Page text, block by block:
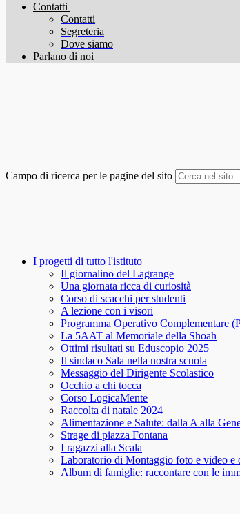
Contatti
Contatti
Segreteria
Dove siamo
Parlano di noi
Campo di ricerca per le pagine del sito
I progetti di tutto l'istituto
Il giornalino del Lagrange
Una giornata ricca di curiosità
Corso di scacchi per studenti
A lezione con i visori
Programma Operativo Complementare
La 5AAT al Memoriale della Shoah
Ottimi risultati su Eduscopio 2025
Il sindaco Sala nella nostra scuola
Messaggio del Dirigente Scolastico
Occhio a chi tocca
Corso LogicaMente
Raccolta di natale 2024
Alimentazione e Salute: dalla A alla
Strage di piazza Fontana
I ragazzi alla Scala
Laboratorio di Montaggio foto e video e
Album di famiglie: raccontare con le